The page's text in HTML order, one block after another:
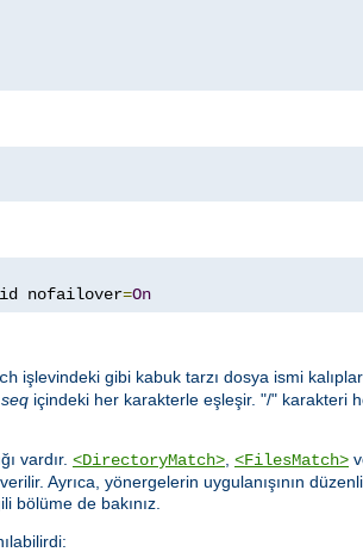
nofailover=On
işlevindeki gibi kabuk tarzı dosya ismi
seq içindeki her karakterle eşleşir. "/" karakteri
vardır. <DirectoryMatch> <FilesMatch>
Ayrıca, yönergelerin uygulanışının
bölüme de bakınız.